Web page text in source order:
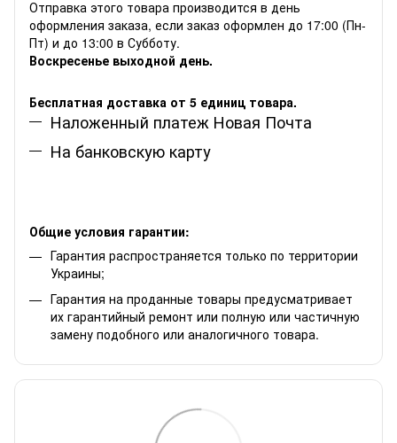
Отправка этого товара производится в день
оформления заказа, если заказ оформлен до 17:00 (Пн-
Пт) и до 13:00 в Субботу.
Воскресенье выходной день.
Бесплатная доставка от 5 единиц товара.
Наложенный платеж Новая Почта
На банковскую карту
Общие условия гарантии:
Гарантия распространяется только по территории
Украины;
Гарантия на проданные товары предусматривает
их гарантийный ремонт или полную или частичную
замену подобного или аналогичного товара.